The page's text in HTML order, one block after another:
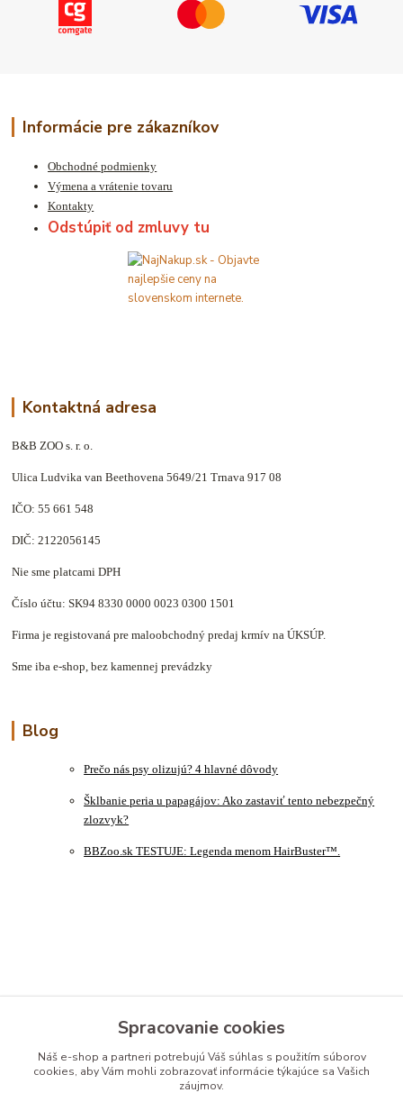
Informácie pre zákazníkov
Obchodné podmienky
Výmena a vrátenie tovaru
Kontakty
Odstúpiť od zmluvy tu
Kontaktná adresa
B&B ZOO s. r. o.
Ulica Ludvika van Beethovena 5649/21 Trnava 917 08
IČO: 55 661 548
DIČ: 2122056145
Nie sme platcami DPH
Číslo účtu: SK94 8330 0000 0023 0300 1501
Firma je registovaná pre maloobchodný predaj krmív na ÚKSÚP.
Sme iba e-shop, bez kamennej prevádzky
Blog
Prečo nás psy olizujú? 4 hlavné dôvody
Šklbanie peria u papagájov: Ako zastaviť tento nebezpečný
zlozvyk?
BBZoo.sk TESTUJE: Legenda menom HairBuster™.
Zákaznícka podpora
Spracovanie cookies
Náš e-shop a partneri potrebujú Váš súhlas s použitím súborov
cookies, aby Vám mohli zobrazovať informácie týkajúce sa Vašich
záujmov.